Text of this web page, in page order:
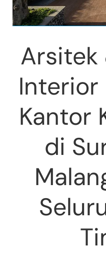
Arsitek
Interior
Kantor
di